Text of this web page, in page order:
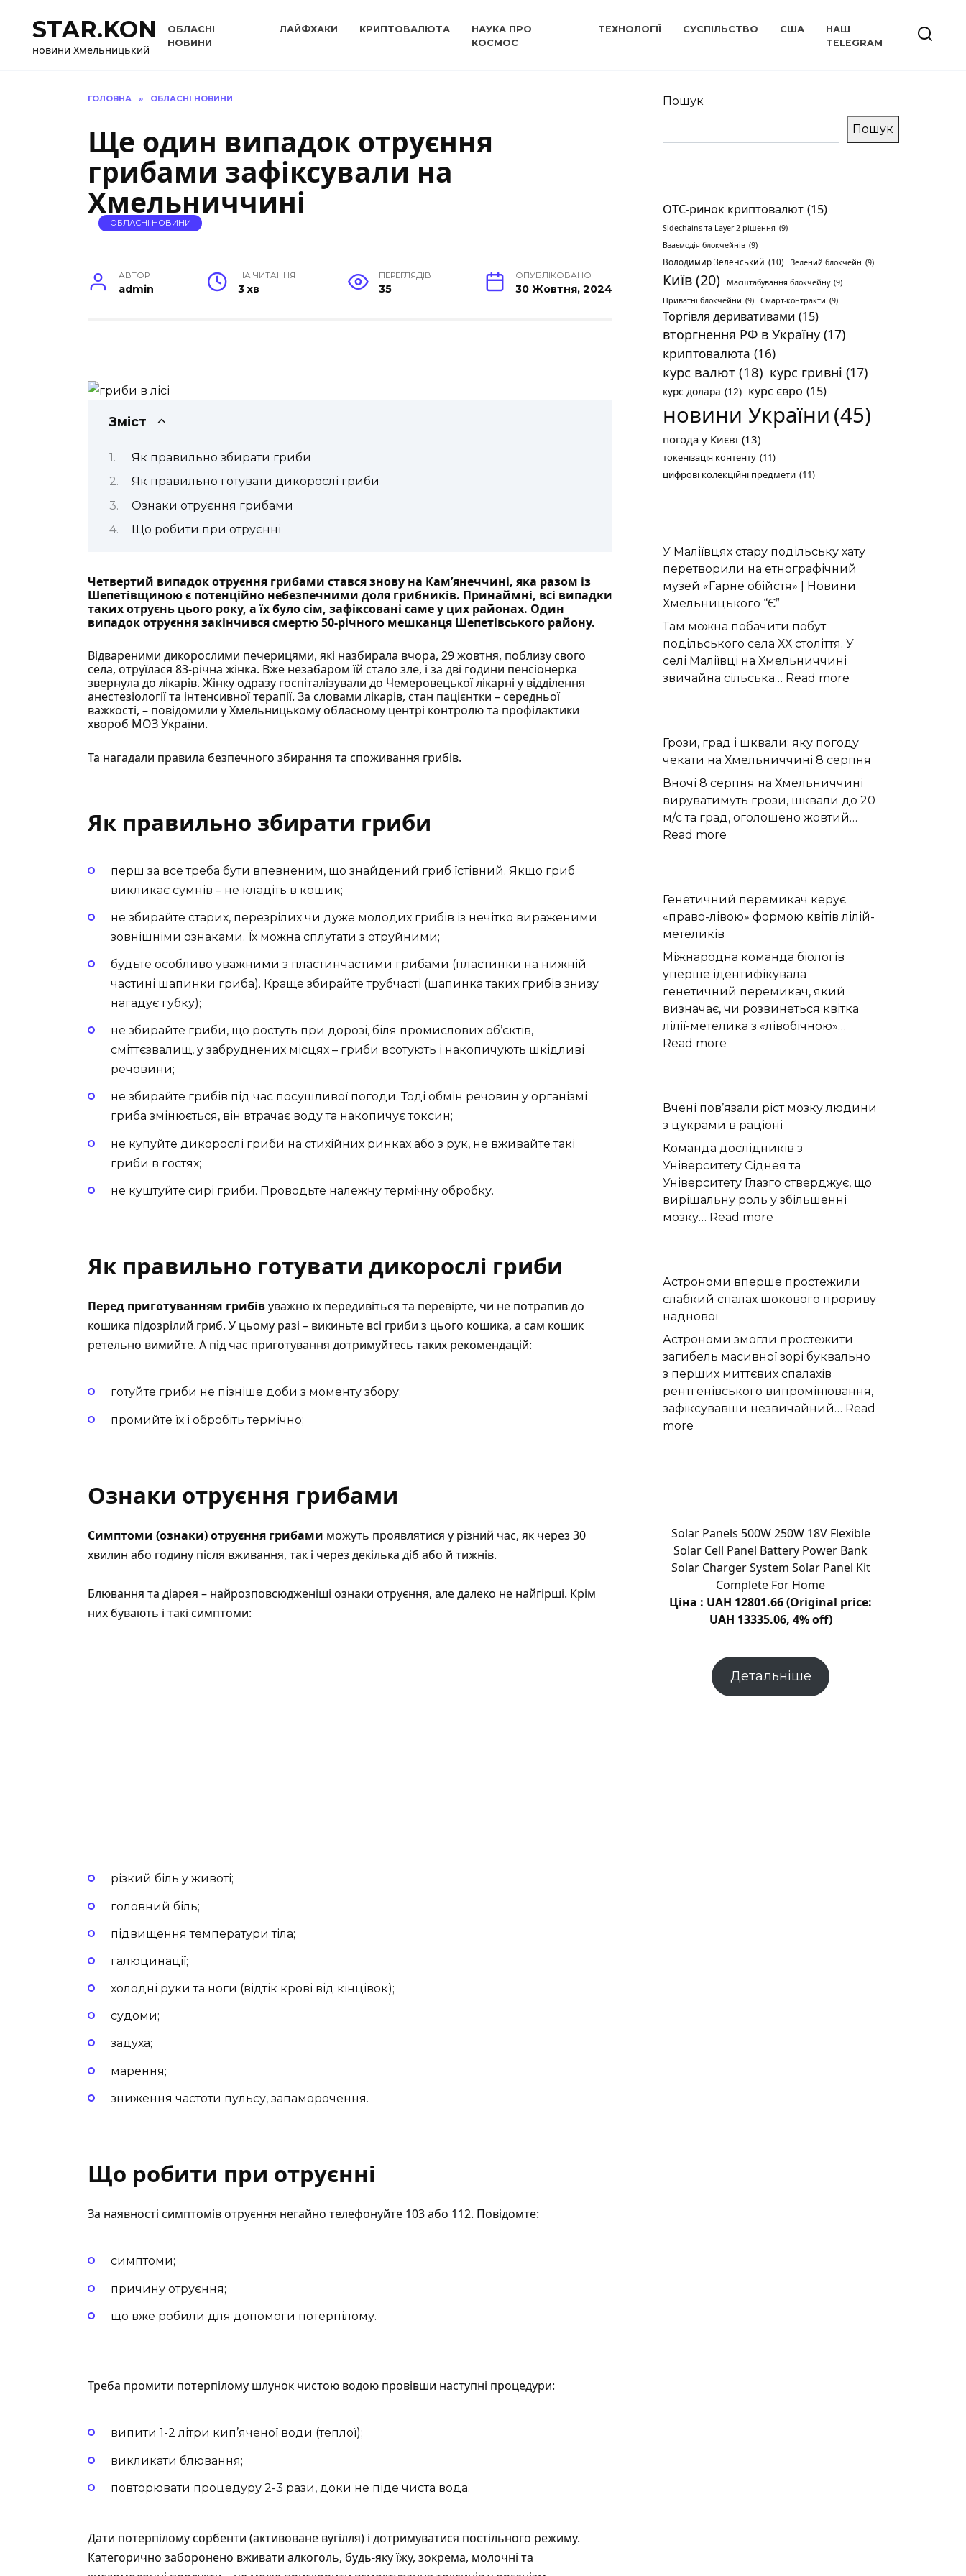
вмістуSTAR.KON
новини Хмельницький
ОБЛАСНІ
НОВИНИ
ЛАЙФХАКИ КРИПТОВАЛЮТА
НАУКА ПРО
КОСМОС
ТЕХНОЛОГІЇ СУСПІЛЬСТВО США
НАШ
TELEGRAM
ГОЛОВНА » ОБЛАСНІ НОВИНИ
Ще один випадок отруєння
грибами зафіксували на
Хмельниччині
ОБЛАСНІ НОВИНИ
АВТОР
admin
НА ЧИТАННЯ
3 хв
ПЕРЕГЛЯДІВ
35
ОПУБЛІКОВАНО
30 Жовтня, 2024
Зміст
Як правильно збирати гриби
Як правильно готувати дикорослі гриби
Ознаки отруєння грибами
Що робити при отруєнні
Четвертий випадок отруєння грибами стався знову на Кам’янеччині, яка разом із
Шепетівщиною є потенційно небезпечними доля грибників. Принаймні, всі випадки
таких отруєнь цього року, а їх було сім, зафіксовані саме у цих районах. Один
випадок отруєння закінчивсясмертю 50-річного мешканця Шепетівського району.
Відвареними дикорослими печерицями, які назбирала вчора, 29 жовтня, поблизу свого
села, отруїлася 83-річна жінка. Вже незабаром їй стало зле, і за дві години пенсіонерка
звернула до лікарів. Жінку одразу госпіталізували до Чемеровецької лікарні у відділення
анестезіології та інтенсивної терапії. За словами лікарів, стан пацієнтки – середньої
важкості, – повідомили у Хмельницькому обласному центрі контролю та профілактики
хвороб МОЗ України.
Та нагадали правила безпечного збирання та споживання грибів.
Як правильно збирати гриби
перш за все треба бути впевненим, що знайдений гриб їстівний. Якщо гриб
викликає сумнів – не кладіть в кошик;
не збирайте старих, перезрілих чи дуже молодих грибів із нечітко вираженими
зовнішніми ознаками. Їх можна сплутати з отруйними;
будьте особливо уважними з пластинчастими грибами (пластинки на нижній
частині шапинки гриба). Краще збирайте трубчасті (шапинка таких грибів знизу
нагадує губку);
не збирайте гриби, що ростуть при дорозі, біля промислових об’єктів,
сміттєзвалищ, у забруднених місцях – гриби всотують і накопичують шкідливі
речовини;
не збирайте грибів під час посушливої погоди. Тоді обмін речовин у організмі
гриба змінюється, він втрачає воду та накопичує токсин;
не купуйте дикорослі гриби на стихійних ринках або з рук, не вживайте такі
гриби в гостях;
не куштуйте сирі гриби. Проводьте належну термічну обробку.
Як правильно готувати дикорослі гриби
Перед приготуванням грибівуважно їх передивіться та перевірте, чи не потрапив до
кошика підозрілий гриб. У цьому разі – викиньте всі гриби з цього кошика, а сам кошик
ретельно вимийте. А під час приготування дотримуйтесь таких рекомендацій:
готуйте гриби не пізніше доби з моменту збору;
промийте їх і обробіть термічно;
Ознаки отруєння грибами
Симптоми (ознаки) отруєння грибами можуть проявлятися у різний час, як через 30
хвилин або годину після вживання, так і через декілька діб або й тижнів.
Блювання та діарея – найрозповсюдженіші ознаки отруєння, але далеко не найгірші. Крім
них бувають і такі симптоми:
різкий біль у животі;
головний біль;
підвищення температури тіла;
галюцинації;
холодні руки та ноги (відтік крові від кінцівок);
судоми;
задуха;
марення;
зниження частоти пульсу, запаморочення.
Що робити при отруєнні
За наявності симптомів отруєння негайно телефонуйте 103 або 112. Повідомте:
симптоми;
причину отруєння;
що вже робили для допомоги потерпілому.
Треба промити потерпілому шлунок чистою водою провівши наступні процедури:
випити 1-2 літри кип’яченої води (теплої);
викликати блювання;
повторювати процедуру 2-3 рази, доки не піде чиста вода.
Дати потерпілому сорбенти (активоване вугілля) і дотримуватися постільного режиму.
Категорично заборонено вживати алкоголь, будь-яку їжу, зокрема, молочні та
Пошук
Пошук
OTC-ринок криптовалют (15)
Sidechains та Layer 2-рішення (9)
Взаємодія блокчейнів (9)
Володимир Зеленський (10) Зелений блокчейн (9)
Київ(20) Масштабування блокчейну (9)
Приватні блокчейни (9) Смарт-контракти (9)
Торгівля деривативами (15)
вторгнення РФ в Україну (17)
криптовалюта (16)
курс валют (18) курс гривні (17)
курс долара (12) курс євро (15)
новини України (45)
погода у Києві (13)
токенізація контенту (11)
цифрові колекційні предмети (11)
У Маліївцях стару подільську хату
перетворили на етнографічний
музей «Гарне обійстя» | Новини
Хмельницького “Є”
Там можна побачити побут
подільського села ХХ століття. У
селі Маліївці на Хмельниччині
звичайна сільська… Read more
подільську
хату
перетворили
на
Хмельницького
Грози, град і шквали: яку погоду
чекати на Хмельниччині 8 серпня
Вночі 8 серпня на Хмельниччині
вируватимуть грози, шквали до 20
м/с та град, оголошено жовтий…
Read more
шквали:
яку
чекати
на
Хмельниччині
8
серпня
Генетичний перемикач керує
«право-лівою» формою квітів лілій-
метеликів
Міжнародна команда біологів
уперше ідентифікувала
генетичний перемикач, який
визначає, чи розвинеться квітка
лілії-метелика з «лівобічною»…
Read more
«право-
лівою»
формою
квітів
лілій-
метеликів
Вчені пов’язали ріст мозку людини
з цукрами в раціоні
Команда дослідників з
Університету Сіднея та
Університету Глазго стверджує, що
вирішальну роль у збільшенні
мозку… Read more
мозку
людини
цукрами
в
раціоні
Астрономи вперше простежили
слабкий спалах шокового прориву
наднової
Астрономи змогли простежити
загибель масивної зорі буквально
з перших миттєвих спалахів
рентгенівського випромінювання,
зафіксувавши незвичайний… Read
more
шокового
прориву
наднової
Solar Panels 500W 250W 18V Flexible
Solar Cell Panel Battery Power Bank
Solar Charger System Solar Panel Kit
Complete For Home
Ціна : UAH 12801.66 (Original price:
UAH 13335.06, 4% off)
Детальніше